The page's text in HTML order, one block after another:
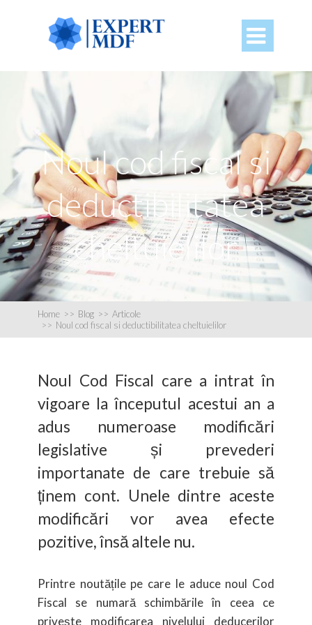

Noul cod fiscal si
deductibilitatea
cheltuielilor
Home >> Blog >> Articole
>> Noul cod fiscal si deductibilitatea cheltuielilor
Noul Cod Fiscal care a intrat în
vigoare la începutul acestui an a
adus numeroase modificări
legislative și prevederi
importanate de care trebuie să
ținem cont. Unele dintre aceste
modificări vor avea efecte
pozitive, însă altele nu.
Printre noutățile pe care le aduce noul Cod
Fiscal se numară schimbările în ceea ce
privește modificarea nivelului deducerilor